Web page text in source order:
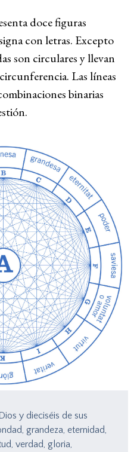
doce figuras
con letras. Excepto
son circulares y llevan
Las líneas
binarias
y dieciséis de sus
grandeza, eternidad,
verdad, gloria,